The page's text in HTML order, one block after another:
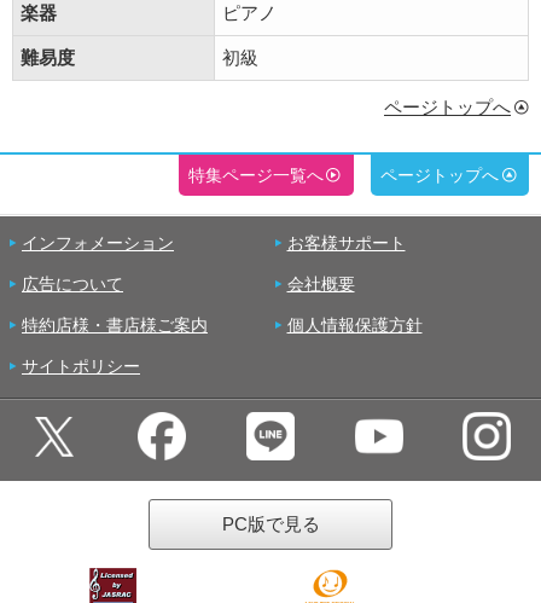
楽器 ピアノ
難易度 初級
ページトップへ
特集ページ一覧へ ページトップへ
インフォメーション お客様サポート
広告について 会社概要
特約店様・書店様ご案内 個人情報保護方針
サイトポリシー
PC版で見る